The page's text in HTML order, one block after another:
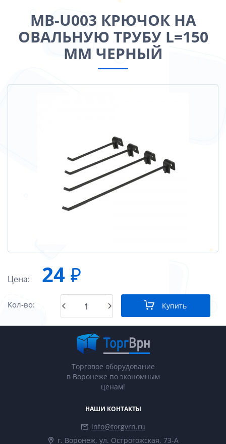
MB-U003 КРЮЧОК НА
ОВАЛЬНУЮ ТРУБУ L=150
ММ ЧЕРНЫЙ
Цена: 24 ₽
Кол-во: Купить
Торговое оборудование
в Воронеже по экономным
ценам!
НАШИ КОНТАКТЫ
info@torgvrn.ru
г. Воронеж, ул. Острогожская, 73-А